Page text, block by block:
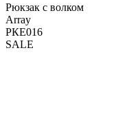
Рюкзак с волком
Array
РКЕ016
SALE